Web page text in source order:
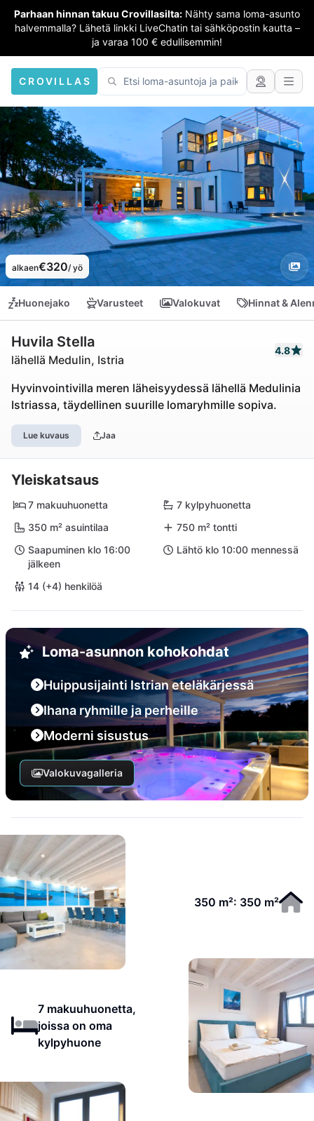
Parhaan hinnan takuu Crovillasilta: Nähty sama loma-asunto
halvemmalla? Lähetä linkki LiveChatin tai sähköpostin kautta –
ja varaa 100 € edullisemmin!
CROVILLAS
alkaen€320/ yö
Huonejako Varusteet Valokuvat Hinnat &
Huvila Stella
lähellä Medulin, Istria
4.8
Hyvinvointivilla meren läheisyydessä lähellä Medulinia
Istriassa, täydellinen suurille lomaryhmille sopiva.
Lue kuvaus Jaa
Yleiskatsaus
7 makuuhuonetta
7 kylpyhuonetta
350 m² asuintilaa
750 m² tontti
Saapuminen klo 16:00
jälkeen
Lähtö klo 10:00 mennessä
14 (+4) henkilöä
Loma-asunnon kohokohdat
Huippusijainti Istrian eteläkärjessä
Ihana ryhmille ja perheille
Moderni sisustus
Valokuvagalleria
350 m²: 350 m²
7 makuuhuonetta,
joissa on oma
kylpyhuone